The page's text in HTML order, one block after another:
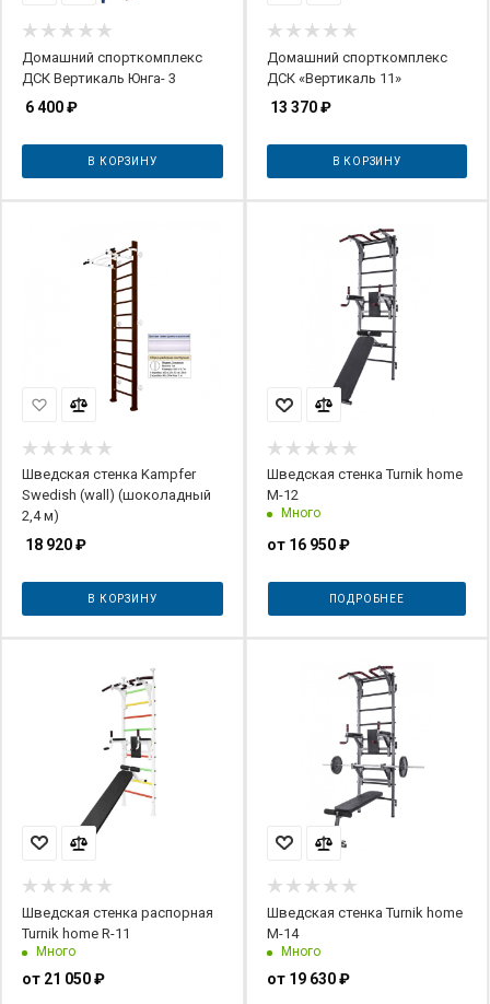
Домашний спорткомплекс
ДСК Вертикаль Юнга- 3
6 400₽
В КОРЗИНУ
Домашний спорткомплекс
ДСК «Вертикаль 11»
13 370₽
В КОРЗИНУ
Шведская стенка Kampfer
Swedish (wall) (шоколадный
2,4 м)
18 920₽
В КОРЗИНУ
Шведская стенка Turnik home
М-12
Много
от 16 950 ₽
ПОДРОБНЕЕ
Шведская стенка распорная
Turnik home R-11
Много
от 21 050 ₽
Шведская стенка Turnik home
М-14
Много
от 19 630 ₽